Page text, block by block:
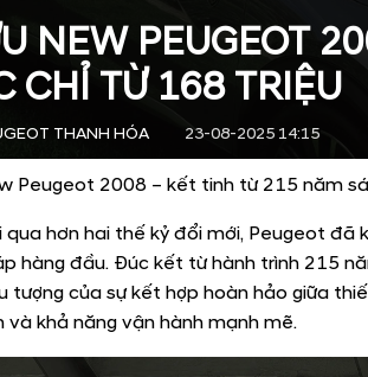
NEW PEUGEOT
CHỈ TỪ 168 TRIỆU
THANH HÓA 23-08-2025 14:15
Peugeot 2008 – kết tinh từ 215 năm
qua hơn hai thế kỷ đổi mới, Peugeot đã
hàng đầu. Đúc kết từ hành trình 215
tượng của sự kết hợp hoàn hảo giữa
và khả năng vận hành mạnh mẽ.